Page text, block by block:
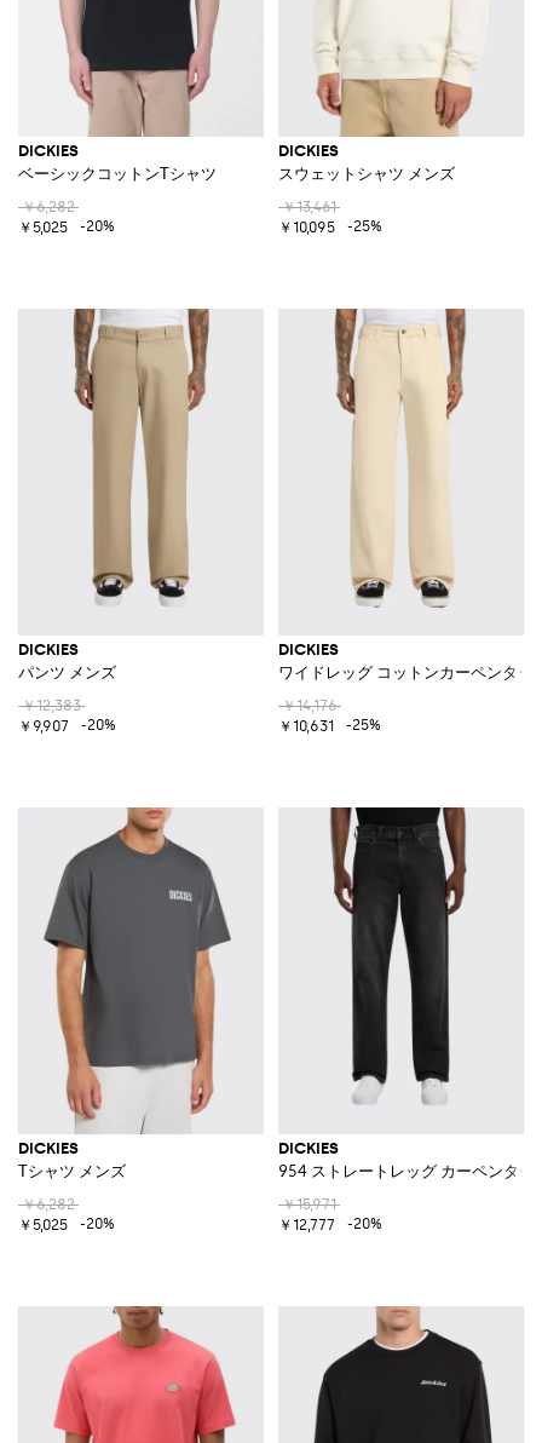
DICKIES
ベーシックコットンTシャツ
￥6,282
￥5,025
-20%
DICKIES
スウェットシャツ メンズ
￥13,461
￥10,095
-25%
DICKIES
パンツ メンズ
￥12,383
￥9,907
-20%
DICKIES
ワイドレッグ コットンカーペンタ
￥14,176
￥10,631
-25%
DICKIES
Tシャツ メンズ
￥6,282
￥5,025
-20%
DICKIES
954 ストレートレッグ カーペンタ
￥15,971
￥12,777
-20%